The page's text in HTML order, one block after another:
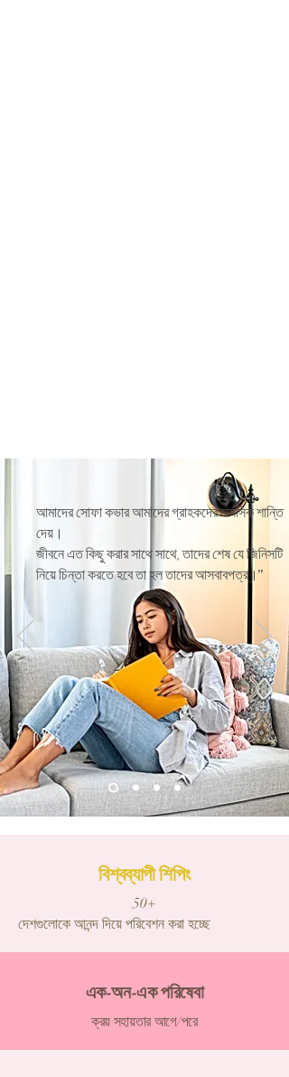
আমাদের সোফা কভার আমাদের গ্রাহকদের মানসিক শান্তি
দেয়।
জীবনে এত কিছু করার সাথে সাথে, তাদের শেষ যে জিনিসটি
নিয়ে চিন্তা করতে হবে তা হল তাদের আসবাবপত্র।”
বিশ্বব্যাপী শিপিং
50+
দেশগুলোকে আনন্দ দিয়ে পরিবেশন করা হচ্ছে
এক-অন-এক পরিষেবা
ক্রয় সহায়তার আগে/পরে